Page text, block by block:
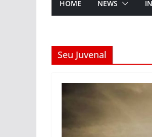
HOME NEWS
Seu Juvenal